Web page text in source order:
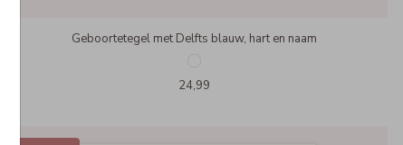
Geboortetegel met Delfts blauw, hart en naam
24,99